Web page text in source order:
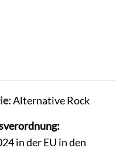
Alternative Rock
in der EU in den